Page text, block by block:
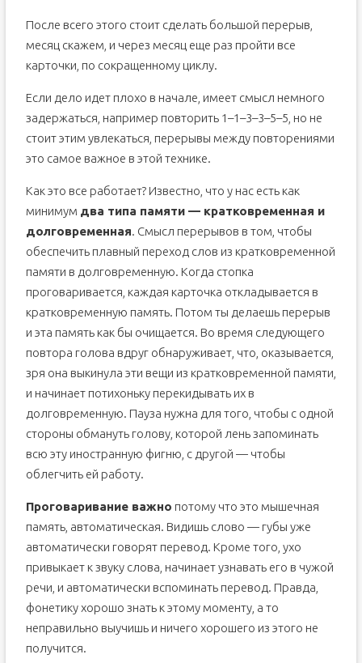
После всего этого стоит сделать большой перерыв,
месяц скажем, и через месяц еще раз пройти все
карточки, по сокращенному циклу.
Если дело идет плохо в начале, имеет смысл немного
задержаться, например повторить 1–1–3–3–5–5, но не
стоит этим увлекаться, перерывы между повторениями
это самое важное в этой технике.
Как это все работает? Известно, что у нас есть как
минимум два типа памяти — кратковременная и
долговременная. Смысл перерывов в том, чтобы
обеспечить плавный переход слов из кратковременной
памяти в долговременную. Когда стопка
проговаривается, каждая карточка откладывается в
кратковременную память. Потом ты делаешь перерыв
и эта память как бы очищается. Во время следующего
повтора голова вдруг обнаруживает, что, оказывается,
зря она выкинула эти вещи из кратковременной памяти,
и начинает потихоньку перекидывать их в
долговременную. Пауза нужна для того, чтобы с одной
стороны обмануть голову, которой лень запоминать
всю эту иностранную фигню, с другой — чтобы
облегчить ей работу.
Проговаривание важно потому что это мышечная
память, автоматическая. Видишь слово — губы уже
автоматически говорят перевод. Кроме того, ухо
привыкает к звуку слова, начинает узнавать его в чужой
речи, и автоматически вспоминать перевод. Правда,
фонетику хорошо знать к этому моменту, а то
неправильно выучишь и ничего хорошего из этого не
получится.